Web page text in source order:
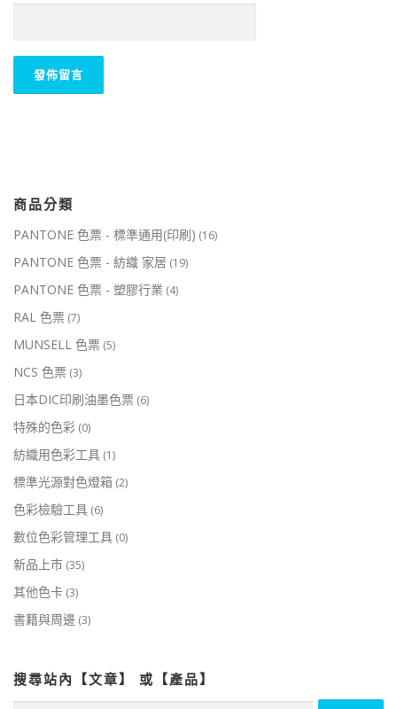
商品分類
PANTONE 色票 - 標準通用(印刷) (16)
PANTONE 色票 - 紡織 家居 (19)
PANTONE 色票 - 塑膠行業 (4)
RAL 色票 (7)
MUNSELL 色票 (5)
NCS 色票 (3)
日本DIC印刷油墨色票 (6)
特殊的色彩 (0)
紡織用色彩工具 (1)
標準光源對色燈箱 (2)
色彩檢驗工具 (6)
數位色彩管理工具 (0)
新品上市 (35)
其他色卡 (3)
書籍與周邊 (3)
搜尋站內【文章】 或【產品】